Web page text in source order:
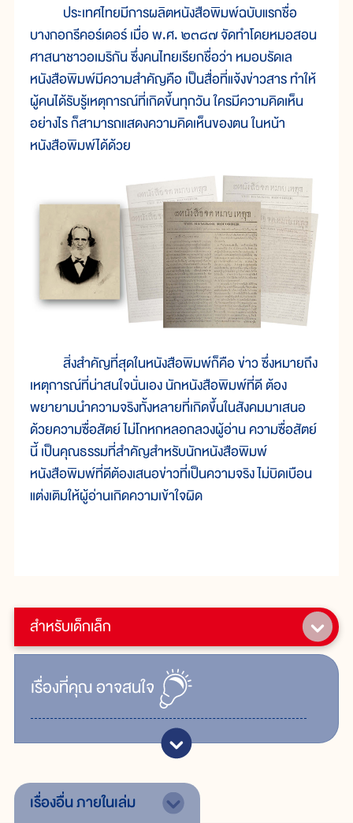
สำหรับเด็กเล็ก
เรื่ิองที่คุณอาจสนใจ
ประเทศไทยมีการผลิตหนังสือพิมพ์ฉบับแรกชื่อ
บางกอกรีคอร์เดอร์ เมื่อ พ.ศ. ๒๓๘๗ จัดทำโดยหมอสอน
ศาสนาชาวอเมริกัน ซึ่งคนไทยเรียกชื่อว่า หมอบรัดเล
หนังสือพิมพ์มีความสำคัญคือ เป็นสื่อที่แจ้งข่าวสาร ทำให้
ผู้คนได้รับรู้เหตุการณ์ที่เกิดขึ้นทุกวัน ใครมีความคิดเห็น
อย่างไร ก็สามารถแสดงความคิดเห็นของตน ในหน้า
หนังสือพิมพ์ได้ด้วย
สิ่งสำคัญที่สุดในหนังสือพิมพ์ก็คือ ข่าว ซึ่งหมายถึง
เหตุการณ์ที่น่าสนใจนั่นเอง นักหนังสือพิมพ์ที่ดี ต้อง
พยายามนำความจริงทั้งหลายที่เกิดขึ้นในสังคมมาเสนอ
ด้วยความซื่อสัตย์ ไม่โกหกหลอกลวงผู้อ่าน ความซื่อสัตย์
นี้ เป็นคุณธรรมที่สำคัญสำหรับนักหนังสือพิมพ์
หนังสือพิมพ์ที่ดีต้องเสนอข่าวที่เป็นความจริง ไม่บิดเบือน
แต่งเติมให้ผู้อ่านเกิดความเข้าใจผิด
เรื่องอื่นภายในเล่ม